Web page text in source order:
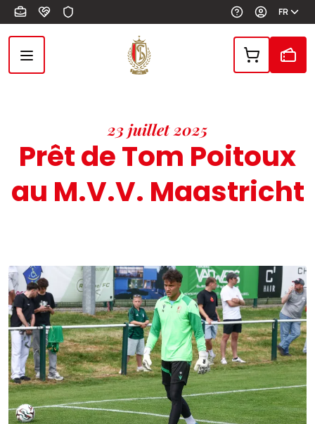
Aller au contenu principal FR
23 juillet 2025
Prêt de Tom Poitoux
au M.V.V. Maastricht